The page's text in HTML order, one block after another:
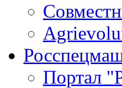
Портал